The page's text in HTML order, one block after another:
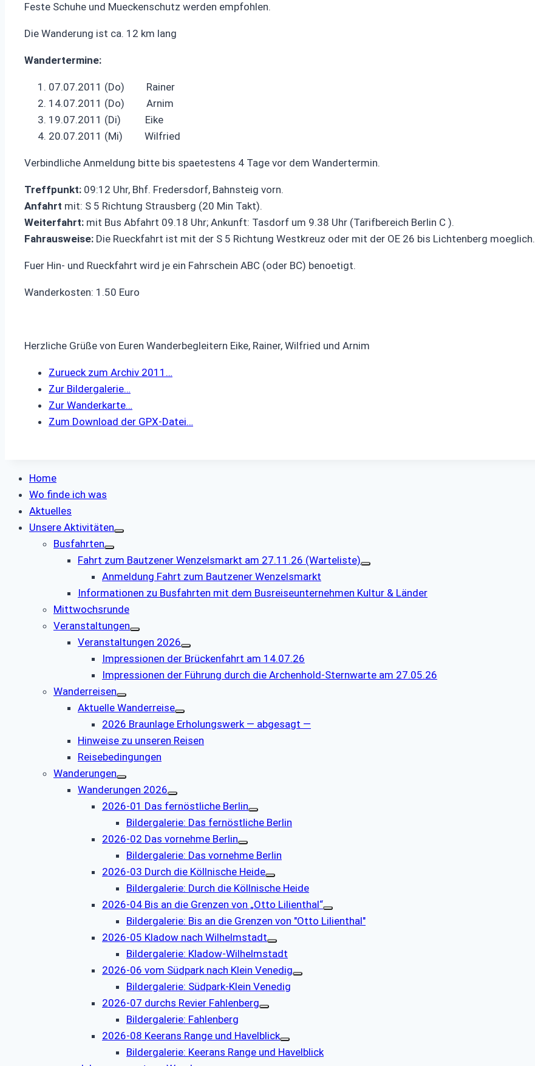
Feste Schuhe und Mueckenschutz werden empfohlen.
Die Wanderung ist ca. 12 km lang
Wandertermine:
07.07.2011 (Do) Rainer
14.07.2011 (Do) Arnim
19.07.2011 (Di) Eike
20.07.2011 (Mi) Wilfried
Verbindliche Anmeldung bitte bis spaetestens 4 Tage vor dem Wandertermin.
Treffpunkt: 09:12 Uhr, Bhf. Fredersdorf, Bahnsteig vorn.
Anfahrt mit: S 5 Richtung Strausberg (20 Min Takt).
Weiterfahrt: mit Bus Abfahrt 09.18 Uhr; Ankunft: Tasdorf um 9.38 Uhr (Tarifbereich Berlin C ).
Fahrausweise: Die Rueckfahrt ist mit der S 5 Richtung Westkreuz oder mit der OE 26 bis Lichtenberg moeglich.
Fuer Hin- und Rueckfahrt wird je ein Fahrschein ABC (oder BC) benoetigt.
Wanderkosten: 1.50 Euro
Herzliche Grüße von Euren Wanderbegleitern Eike, Rainer, Wilfried und Arnim
Zurueck zum Archiv 2011…
Zur Bildergalerie…
Zur Wanderkarte…
Zum Download der GPX-Datei…
Home
Wo finde ich was
Aktuelles
Unsere Aktivitäten
Busfahrten
Fahrt zum Bautzener Wenzelsmarkt am 27.11.26 (Warteliste)
Anmeldung Fahrt zum Bautzener Wenzelsmarkt
Informationen zu Busfahrten mit dem Busreiseunternehmen Kultur & Länder
Mittwochsrunde
Veranstaltungen
Veranstaltungen 2026
Impressionen der Brückenfahrt am 14.07.26
Impressionen der Führung durch die Archenhold-Sternwarte am 27.05.26
Wanderreisen
Aktuelle Wanderreise
2026 Braunlage Erholungswerk — abgesagt —
Hinweise zu unseren Reisen
Reisebedingungen
Wanderungen
Wanderungen 2026
2026-01 Das fernöstliche Berlin
Bildergalerie: Das fernöstliche Berlin
2026-02 Das vornehme Berlin
Bildergalerie: Das vornehme Berlin
2026-03 Durch die Köllnische Heide
Bildergalerie: Durch die Köllnische Heide
2026-04 Bis an die Grenzen von „Otto Lilienthal“
Bildergalerie: Bis an die Grenzen von "Otto Lilienthal"
2026-05 Kladow nach Wilhelmstadt
Bildergalerie: Kladow-Wilhelmstadt
2026-06 vom Südpark nach Klein Venedig
Bildergalerie: Südpark-Klein Venedig
2026-07 durchs Revier Fahlenberg
Bildergalerie: Fahlenberg
2026-08 Keerans Range und Havelblick
Bildergalerie: Keerans Range und Havelblick